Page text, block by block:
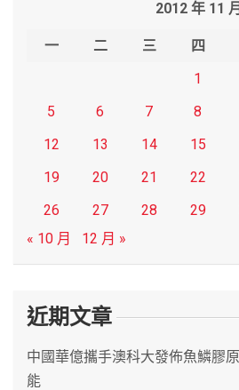
2012 年 11 月
一 二 三 四
1
5
6 7 8
12
13 14 15
19
20 21 22
26
27 28 29
« 10 月
12 月 »
近期文章
中國華億攜手澳科大發佈魚鱗膠
能